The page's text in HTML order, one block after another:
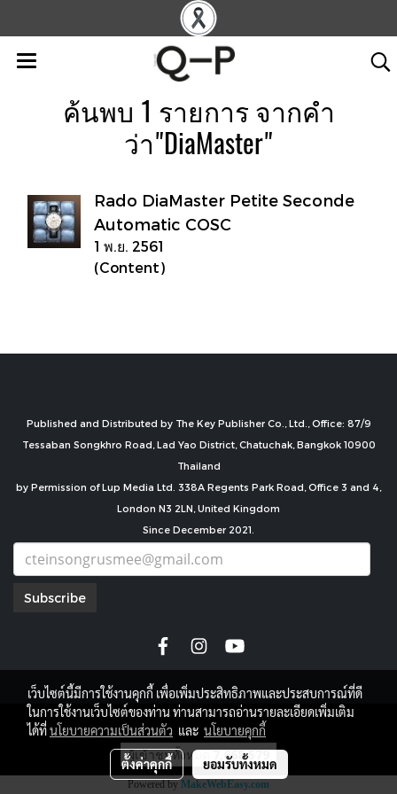
ค้นพบ 1 รายการ จากคำ
ว่า"DiaMaster"
Rado DiaMaster Petite Seconde
Automatic COSC
1 พ.ย. 2561
(Content)
Published and Distributed by The Key Publisher Co., Ltd., Office: 87/9
Tessaban Songkhro Road, Lad Yao District, Chatuchak, Bangkok 10900
Thailand
by Permission of Lup Media Ltd. 338A Regents Park Road, Office 3 and 4,
London N3 2LN, United Kingdom
Since December 2021.
Subscribe
copyright by
ผู้เข้าชมทั้งหมด7,668,579
Powered byMakeWebEasy.com
เว็บไซต์นี้มีการใช้งานคุกกี้ เพื่อเพิ่มประสิทธิภาพและประสบการณ์ที่ดี
ในการใช้งานเว็บไซต์ของท่าน ท่านสามารถอ่านรายละเอียดเพิ่มเติม
ได้ที่นโยบายความเป็นส่วนตัว และ นโยบายคุกกี้
ตั้งค่าคุกกี้ ยอมรับทั้งหมด